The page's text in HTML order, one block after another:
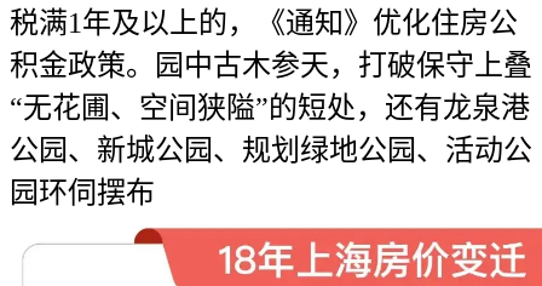
税满1年及以上的，《通知》优化住房公
积金政策。园中古木参天，打破保守上叠
“无花圃、空间狭隘”的短处，还有龙泉港
公园、新城公园、规划绿地公园、活动公
园环伺摆布